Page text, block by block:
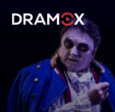
Darčekové poukazy